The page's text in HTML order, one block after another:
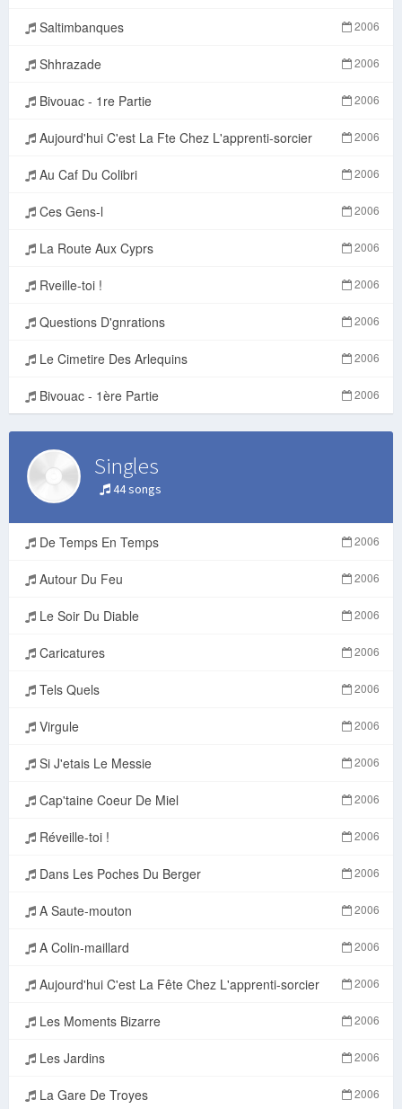
Saltimbanques 2006
Shhrazade 2006
Bivouac - 1re Partie 2006
Aujourd'hui C'est La Fte Chez L'apprenti-sorcier 2006
Au Caf Du Colibri 2006
Ces Gens-l 2006
La Route Aux Cyprs 2006
Rveille-toi ! 2006
Questions D'gnrations 2006
Le Cimetire Des Arlequins 2006
Bivouac - 1ère Partie 2006
Singles
44 songs
De Temps En Temps 2006
Autour Du Feu 2006
Le Soir Du Diable 2006
Caricatures 2006
Tels Quels 2006
Virgule 2006
Si J'etais Le Messie 2006
Cap'taine Coeur De Miel 2006
Réveille-toi ! 2006
Dans Les Poches Du Berger 2006
A Saute-mouton 2006
A Colin-maillard 2006
Aujourd'hui C'est La Fête Chez L'apprenti-sorcier 2006
Les Moments Bizarre 2006
Les Jardins 2006
La Gare De Troyes 2006